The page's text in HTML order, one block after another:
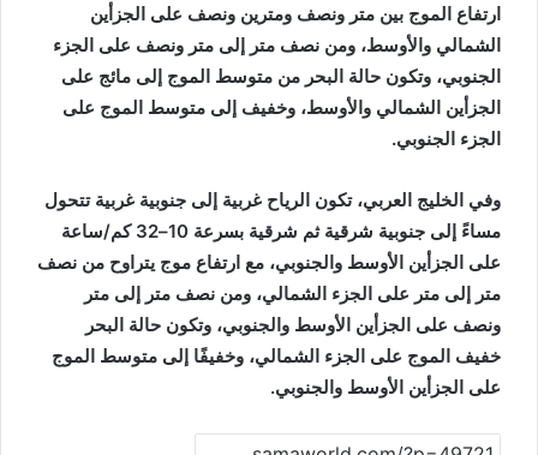
ارتفاع الموج بين متر ونصف ومترين ونصف على الجزأين
الشمالي والأوسط، ومن نصف متر إلى متر ونصف على الجزء
الجنوبي، وتكون حالة البحر من متوسط الموج إلى مائج على
الجزأين الشمالي والأوسط، وخفيف إلى متوسط الموج على
الجزء الجنوبي.
وفي الخليج العربي، تكون الرياح غربية إلى جنوبية غربية تتحول
مساءً إلى جنوبية شرقية ثم شرقية بسرعة 10–32 كم/ساعة
على الجزأين الأوسط والجنوبي، مع ارتفاع موج يتراوح من نصف
متر إلى متر على الجزء الشمالي، ومن نصف متر إلى متر
ونصف على الجزأين الأوسط والجنوبي، وتكون حالة البحر
خفيف الموج على الجزء الشمالي، وخفيفًا إلى متوسط الموج
على الجزأين الأوسط والجنوبي.